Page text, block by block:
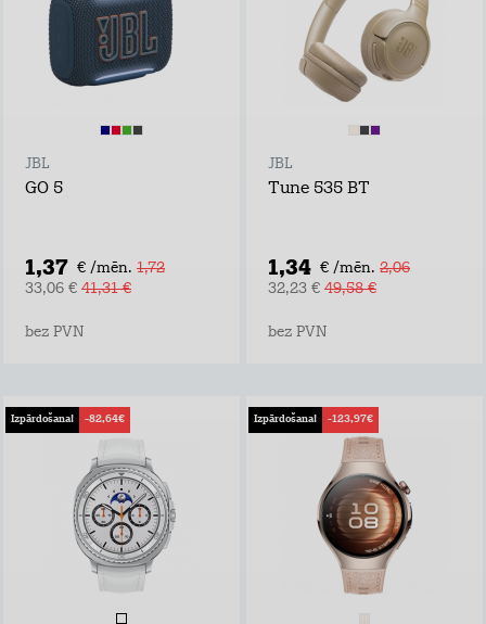
JBL
GO 5
1,37 € /mēn. 1,72
33,06 € 41,31 €
bez PVN
JBL
Tune 535 BT
1,34 € /mēn. 2,06
32,23 € 49,58 €
bez PVN
Izpārdošana! -82,64€ Izpārdošana! -123,97€